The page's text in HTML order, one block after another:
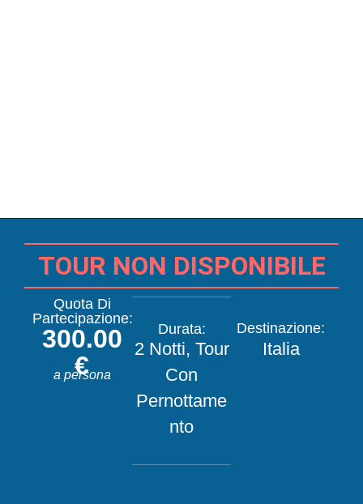
TOUR NON DISPONIBILE
Quota Di
Partecipazione:
300.00
€
a persona
Durata:
2 Notti, Tour
Con
Pernottame
Nto
Destinazione:
Italia